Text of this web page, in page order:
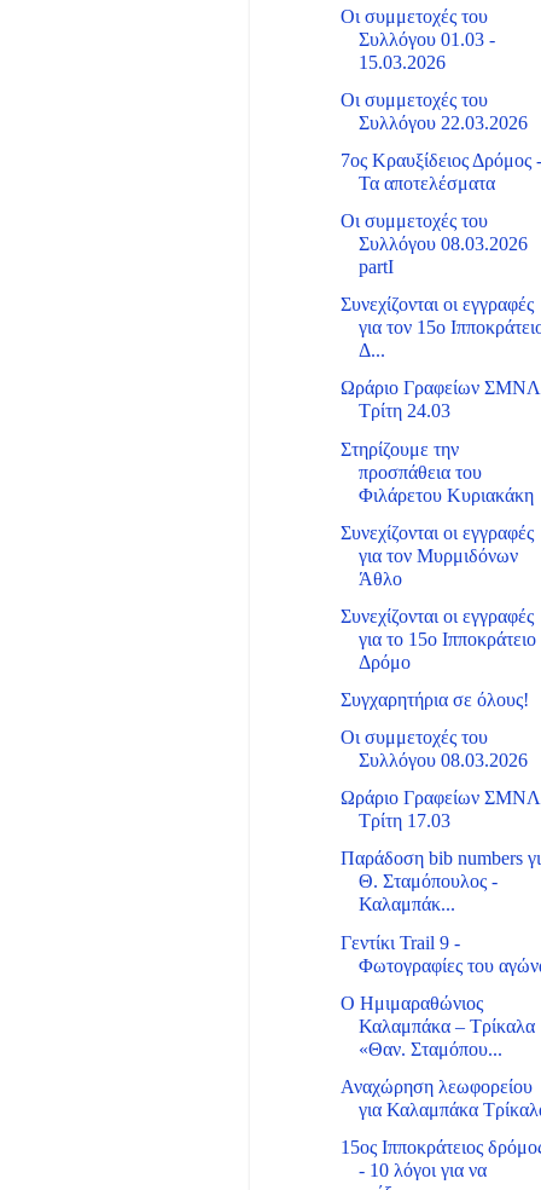
Οι συμμετοχές του
Συλλόγου 01.03 -
15.03.2026
Οι συμμετοχές του
Συλλόγου 22.03.2026
7ος Κραυξίδειος Δρόμος -
Τα αποτελέσματα
Οι συμμετοχές του
Συλλόγου 08.03.2026
partI
Συνεχίζονται οι εγγραφές
για τον 15ο
Δ...
Ωράριο Γραφείων ΣΜΝΛ
Τρίτη 24.03
Στηρίζουμε την
προσπάθεια του
Φιλάρετου Κυριακάκη
Συνεχίζονται οι εγγραφές
για τον Μυρμιδόνων
Άθλο
Συνεχίζονται οι εγγραφές
για το 15ο Ιπποκράτειο
Δρόμο
Συγχαρητήρια σε όλους!
Οι συμμετοχές του
Συλλόγου 08.03.2026
Ωράριο Γραφείων ΣΜΝΛ
Τρίτη 17.03
Παράδοση bib numbers
Θ. Σταμόπουλος -
Καλαμπάκ...
Γεντίκι Trail 9 -
Φωτογραφίες του
Ο Ημιμαραθώνιος
Καλαμπάκα – Τρίκαλα
«Θαν. Σταμόπου...
Αναχώρηση λεωφορείου
για Καλαμπάκα
15ος Ιπποκράτειος
- 10 λόγοι για να